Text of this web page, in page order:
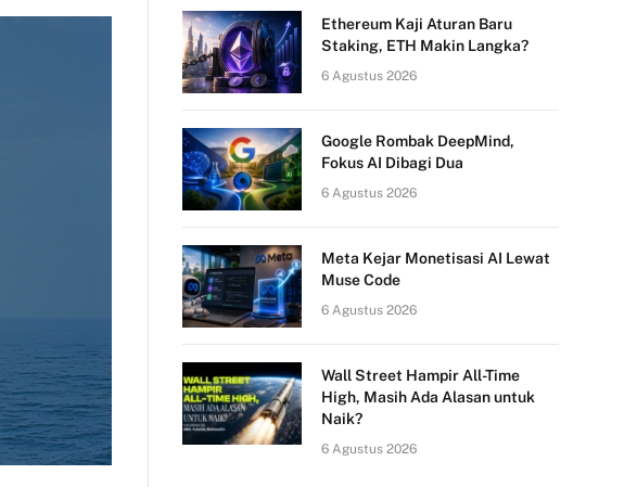
Ethereum Kaji Aturan Baru
Staking, ETH Makin Langka?
6 Agustus 2026
Google Rombak DeepMind,
Fokus AI Dibagi Dua
6 Agustus 2026
Meta Kejar Monetisasi AI Lewat
Muse Code
6 Agustus 2026
Wall Street Hampir All-Time
High, Masih Ada Alasan untuk
Naik?
6 Agustus 2026